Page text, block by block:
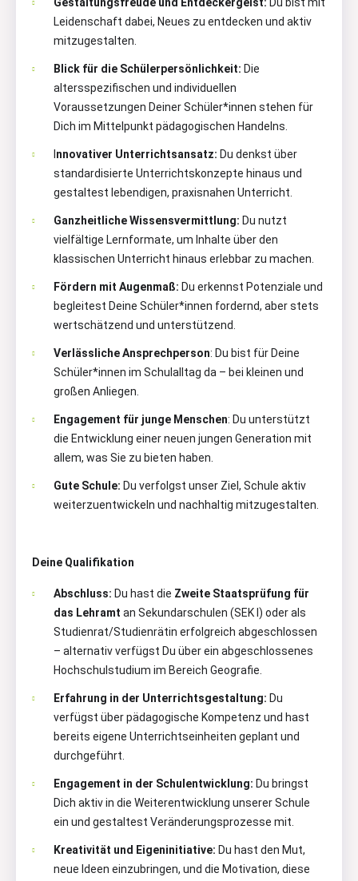
Gestaltungsfreude und Entdeckergeist: Du bist mit
Leidenschaft dabei, Neues zu entdecken und aktiv
mitzugestalten.
Blick für die Schülerpersönlichkeit: Die
altersspezifischen und individuellen
Voraussetzungen Deiner Schüler*innen stehen für
Dich im Mittelpunkt pädagogischen Handelns.
nnovativer Unterrichtsansatz: Du denkst über
standardisierte Unterrichtskonzepte hinaus und
gestaltest lebendigen, praxisnahen Unterricht.
Ganzheitliche Wissensvermittlung: Du nutzt
vielfältige Lernformate, um Inhalte über den
klassischen Unterricht hinaus erlebbar zu machen.
Fördern mit Augenmaß: Du erkennst Potenziale und
begleitest Deine Schüler*innen fordernd, aber stets
wertschätzend und unterstützend.
Verlässliche Ansprechperson: Du bist für Deine
Schüler*innen im Schulalltag da – bei kleinen und
großen Anliegen.
Engagement für junge Menschen: Du unterstützt
die Entwicklung einer neuen jungen Generation mit
allem, was Sie zu bieten haben.
Gute Schule: Du verfolgst unser Ziel, Schule aktiv
weiterzuentwickeln und nachhaltig mitzugestalten.
Deine Qualifikation
Abschluss: Du hast die Zweite Staatsprüfung für
das Lehramt an Sekundarschulen (SEK I) oder als
Studienrat/Studienrätin erfolgreich abgeschlossen
– alternativ verfügst Du über ein abgeschlossenes
Hochschulstudium im Bereich Geografie.
Erfahrung in der Unterrichtsgestaltung: Du
verfügst über pädagogische Kompetenz und hast
bereits eigene Unterrichtseinheiten geplant und
durchgeführt.
Engagement in der Schulentwicklung: Du bringst
Dich aktiv in die Weiterentwicklung unserer Schule
ein und gestaltest Veränderungsprozesse mit.
Kreativität und Eigeninitiative: Du hast den Mut,
neue Ideen einzubringen, und die Motivation, diese